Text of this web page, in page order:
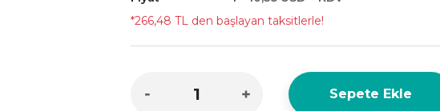
*266,48 TL den başlayan taksitlerle!
Sepete Ekle